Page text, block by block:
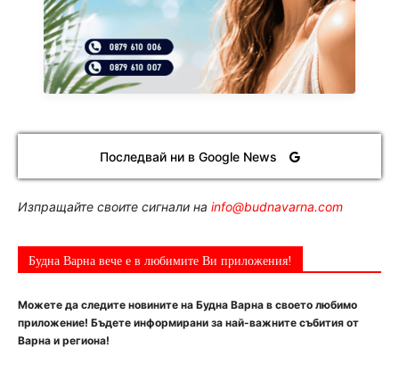
Последвай ни в Google News
Изпращайте своите сигнали на info@budnavarna.com
Будна Варна вече е в любимите Ви приложения!
Можете да следите новините на Будна Варна в своето любимо
приложение! Бъдете информирани за най-важните събития от
Варна и региона!